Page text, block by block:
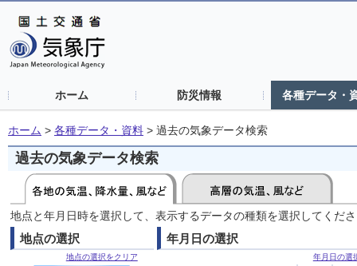
ホーム 防災情報 各種データ・
ホーム > 各種データ・資料 > 過去の気象データ検索
過去の気象データ検索
地点と年月日時を選択して、表示するデータの種類を選択してくだ
地点の選択
地点の選択をクリア
年月日の選択
年月日の選